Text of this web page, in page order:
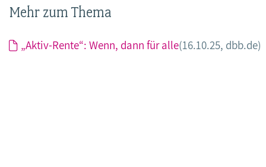
Mehr zum Thema
„Aktiv-Rente“: Wenn, dann für alle(16.10.25, dbb.de)